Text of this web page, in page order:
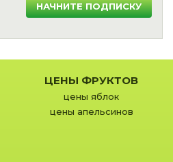
НАЧНИТЕ ПОДПИСКУ
ЦЕНЫ ФРУКТОВ
цены яблок
цены апельсинов